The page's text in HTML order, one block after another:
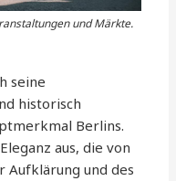
und Märkte.
seine
historisch
Berlins.
aus, die von
und des